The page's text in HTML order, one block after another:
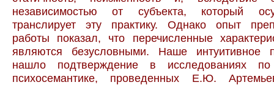
независимостью от субъекта, который
транслирует эту практику. Однако опыт
работы показал, что перечисленные
являются безусловными. Наше интуитивное
нашло подтверждение в исследованиях по
психосемантике, проведенных Е.Ю.